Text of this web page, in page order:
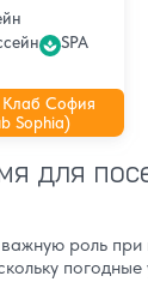
SPA
Клаб София
Sophia)
для
роль при
погодные